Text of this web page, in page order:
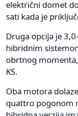
električni domet
sati kada je
Druga opcija je
hibridnim
obrtnog
KS.
Oba motora
quattro pogonom